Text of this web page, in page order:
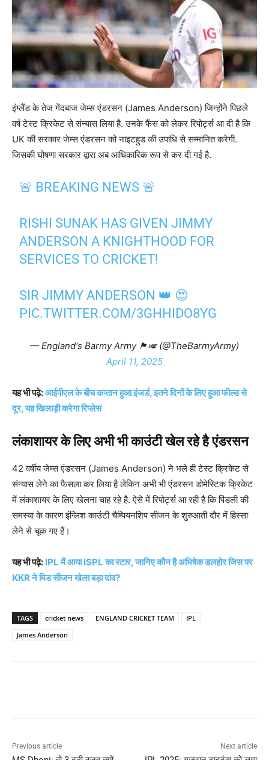
इंग्लैंड के तेज गेंदबाज जेम्स एंडरसन (James Anderson) जिन्होंने पिछले
वर्ष टेस्ट क्रिकेट से संन्यास लिया है. उनके फैंस को लेकर रिपोर्ट्स आ दी है कि
UK की सरकार जेम्स एंडरसन को नाइटहुड की उपाधि से सम्मानित करेगी.
जिसकी घोषणा सरकार द्वारा अब आधिकारिक रूप से कर दी गई है.
🚨 BREAKING NEWS 🚨
RISHI SUNAK HAS GIVEN JIMMY
ANDERSON A KNIGHTHOOD FOR
SERVICES TO CRICKET!
SIR JIMMY ANDERSON 👑 😍
PIC.TWITTER.COM/3GHHIDO8YG
— England's Barmy Army 🏴󠁧󠁢󠁥󠁮󠁧󠁿🎺 (@TheBarmyArmy)
April 11, 2025
यह भी पढ़े:आईपीएल के बीच कप्तान हुआ इंजर्ड, इतने दिनों के लिए हुआ फील्ड से
दूर, यह खिलाड़ी करेगा रिप्लेस
लंकाशायर के लिए अभी भी काउंटी खेल रहे है एंडरसन
42 वर्षीय जेम्स एंडरसन (James Anderson) ने भले ही टेस्ट क्रिकेट से
संन्यास लेने का फैसला कर लिया है लेकिन अभी भी एंडरसन डोमेस्टिक क्रिकेट
में लंकाशायर के लिए खेलना चाह रहे है. ऐसे में रिपोर्ट्स आ रही है कि पिंडली की
समस्या के कारण इंग्लिश काउंटी चैम्पियनशिप सीजन के शुरुआती दौर में हिस्सा
लेने से चूक गए हैं।
यह भी पढ़े: IPL में आया ISPL का स्टार, जानिए कौन है अभिषेक डलहोर जिस पर
KKR ने मिड सीजन खेला बड़ा दांव?
TAGS cricket news ENGLAND CRICKET TEAM
IPL
James Anderson
Previous article Next article